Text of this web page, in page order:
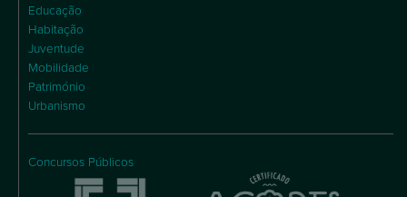
Educação
Habitação
Juventude
Mobilidade
Património
Urbanismo
Concursos Públicos